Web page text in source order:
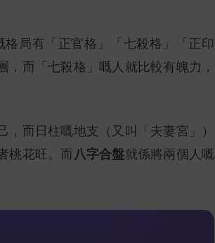
局有「正官格」「七殺格」「正印
而「七殺格」嘅人就比較有魄力，
而日柱嘅地支（又叫「夫妻宮」）
桃花旺。而八字合盤就係將兩個人嘅